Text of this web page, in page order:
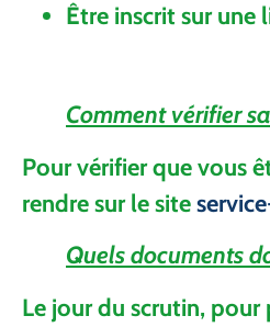
Être inscrit sur une
Comment vérifier
Pour vérifier que vous
rendre sur le site
Quels documents
Le jour du scrutin,